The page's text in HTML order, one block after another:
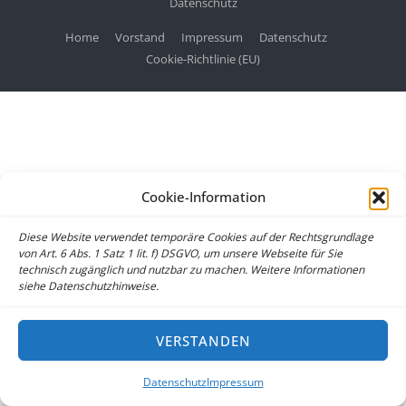
Cookie-Information
Diese Website verwendet temporäre Cookies auf der Rechtsgrundlage
von Art. 6 Abs. 1 Satz 1 lit. f) DSGVO, um unsere Webseite für Sie
technisch zugänglich und nutzbar zu machen. Weitere Informationen
siehe Datenschutzhinweise.
VERSTANDEN
DatenschutzImpressum
Home Vorstand Impressum
Datenschutz
Cookie-Richtlinie (EU)